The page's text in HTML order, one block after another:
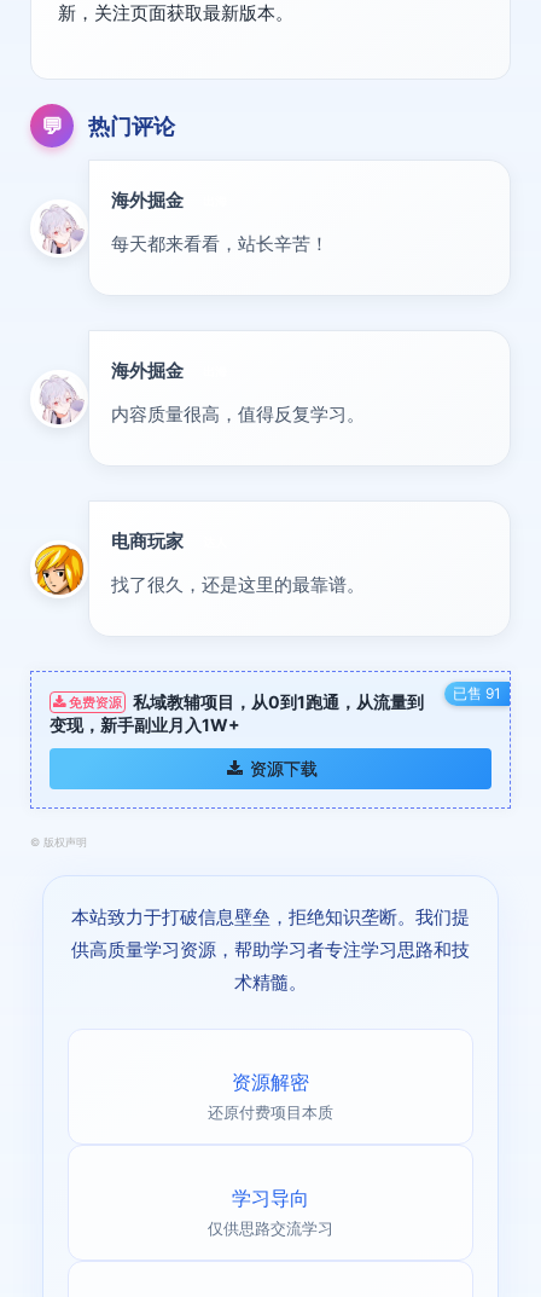
新，关注页面获取最新版本。
💬 热门评论
海外掘金
每天都来看看，站长辛苦！
海外掘金
内容质量很高，值得反复学习。
电商玩家
找了很久，还是这里的最靠谱。
已售 91
免费资源
私域教辅项目，从0到1跑通，从流量到
变现，新手副业月入1W+
资源下载
© 版权声明
本站致力于打破信息壁垒，拒绝知识垄断。我们提
供高质量学习资源，帮助学习者专注学习思路和技
术精髓。
资源解密
还原付费项目本质
学习导向
仅供思路交流学习